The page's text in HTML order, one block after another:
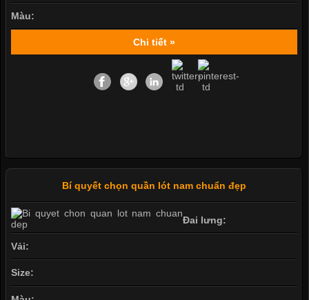
Màu:
Chi tiết »
Bí quyết chọn quần lót nam chuẩn đẹp
Đai lưng:
Vải:
Size: